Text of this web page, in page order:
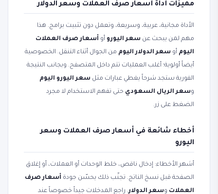
مميزات أداة أسعار صرف العملات وسعر الدولار
الأداة مجانية، عربية، وسريعة، وتعمل دون تثبيت برامج. هذا
مهم لمن يبحث عن سعر اليورو أو أسعار صرف العملات
اليوم أو سعر الدولار اليوم من الجوال أثناء التنقل. الخصوصية
أيضاً أولوية؛ أغلب العمليات تتم داخل المتصفح. وبجانب النتيجة
الفورية ستجد شرحاً يغطي عبارات مثل سعر اليورو اليوم
وسعر الريال السعودي حتى تفهم الاستخدام لا مجرد
الضغط على زر.
أخطاء شائعة في أسعار صرف العملات وسعر
اليورو
أشهر الأخطاء: إدخال ناقص، خلط الوحدات أو العملات، أو إغلاق
الصفحة قبل نسخ الناتج. تجنّب ذلك يحسّن جودة أسعار صرف
العملات وسعر الدولار. راجع المدخلات جيداً خصوصاً عند